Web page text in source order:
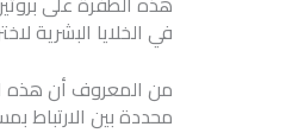
في الخلايا البشرية
من المعروف أن هذه
محددة بين الارتباط